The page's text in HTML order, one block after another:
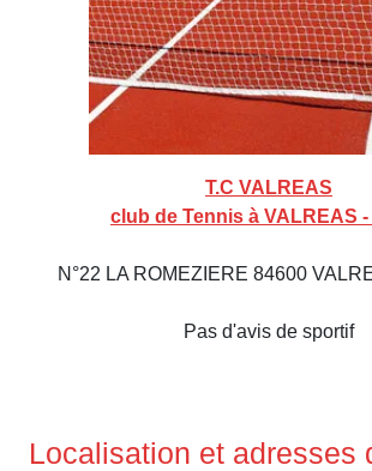
T.C VALREAS
club de Tennis à VALREAS -
N°22 LA ROMEZIERE 84600
Pas d'avis de sportif
Localisation et adresses